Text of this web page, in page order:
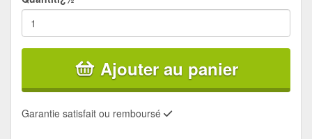
Ajouter au panier
Garantie satisfait ou remboursé